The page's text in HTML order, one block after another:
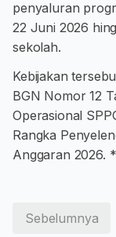
penyaluran
22 Juni 2026
sekolah.
Kebijakan
BGN Nomor 12
Operasional
Rangka
Anggaran 2026.
Sebelumnya